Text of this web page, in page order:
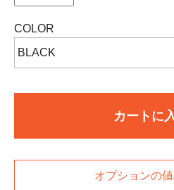
COLOR
カートに
オプションの